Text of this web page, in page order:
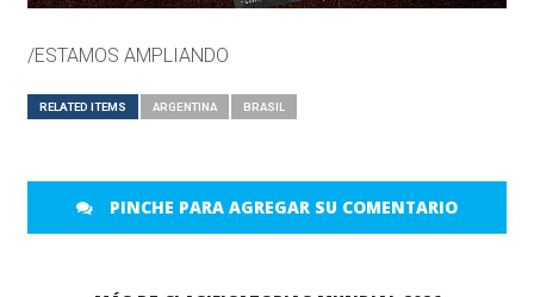
/ESTAMOS AMPLIANDO
RELATED ITEMS ARGENTINA BRASIL
PINCHE PARA AGREGAR SU COMENTARIO